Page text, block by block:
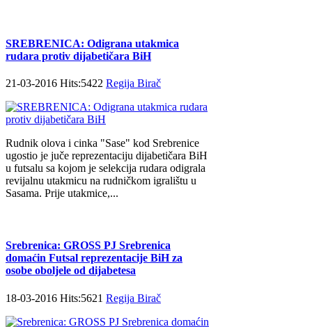
SREBRENICA: Odigrana utakmica
rudara protiv dijabetičara BiH
21-03-2016 Hits:5422 Regija Birač
Rudnik olova i cinka "Sase" kod Srebrenice
ugostio je juče reprezentaciju dijabetičara BiH
u futsalu sa kojom je selekcija rudara odigrala
revijalnu utakmicu na rudničkom igralištu u
Sasama. Prije utakmice,...
Srebrenica: GROSS PJ Srebrenica
domaćin Futsal reprezentacije BiH za
osobe oboljele od dijabetesa
18-03-2016 Hits:5621 Regija Birač